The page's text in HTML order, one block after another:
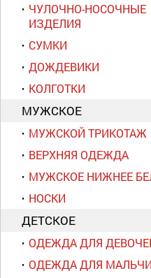
ЧУЛОЧНО-НОСОЧНЫЕ
ИЗДЕЛИЯ
СУМКИ
ДОЖДЕВИКИ
КОЛГОТКИ
МУЖСКОЕ
МУЖСКОЙ ТРИКОТАЖ
ВЕРХНЯЯ ОДЕЖДА
МУЖСКОЕ НИЖНЕЕ
НОСКИ
ДЕТСКОЕ
ОДЕЖДА ДЛЯ
ОДЕЖДА ДЛЯ